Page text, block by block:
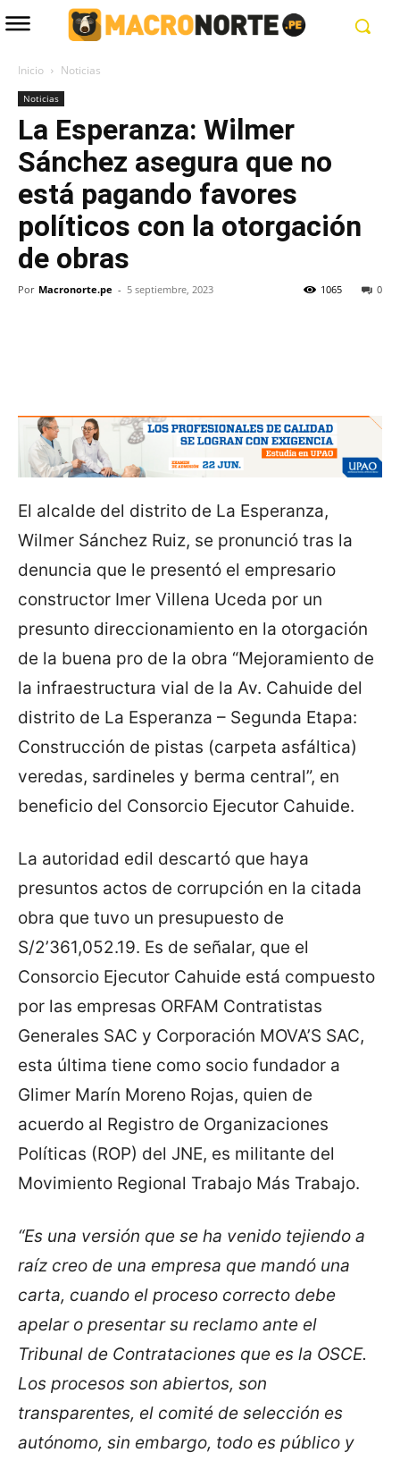
Inicio Noticias
Noticias
La Esperanza: Wilmer
Sánchez asegura que no
está pagando favores
políticos con la otorgación
de obras
Por Macronorte.pe - 5 septiembre, 2023 0
1065
El alcalde del distrito de La Esperanza,
Wilmer Sánchez Ruiz, se pronunció tras la
denuncia que le presentó el empresario
constructor Imer Villena Uceda por un
presunto direccionamiento en la otorgación
de la buena pro de la obra “Mejoramiento de
la infraestructura vial de la Av. Cahuide del
distrito de La Esperanza – Segunda Etapa:
Construcción de pistas (carpeta asfáltica)
veredas, sardineles y berma central”, en
beneficio del Consorcio Ejecutor Cahuide.
La autoridad edil descartó que haya
presuntos actos de corrupción en la citada
obra que tuvo un presupuesto de
S/2’361,052.19. Es de señalar, que el
Consorcio Ejecutor Cahuide está compuesto
por las empresas ORFAM Contratistas
Generales SAC y Corporación MOVA’S SAC,
esta última tiene como socio fundador a
Glimer Marín Moreno Rojas, quien de
acuerdo al Registro de Organizaciones
Políticas (ROP) del JNE, es militante del
Movimiento Regional Trabajo Más Trabajo.
“Es una versión que se ha venido tejiendo a
raíz creo de una empresa que mandó una
carta, cuando el proceso correcto debe
apelar o presentar su reclamo ante el
Tribunal de Contrataciones que es la OSCE.
Los procesos son abiertos, son
transparentes, el comité de selección es
autónomo, sin embargo, todo es público y